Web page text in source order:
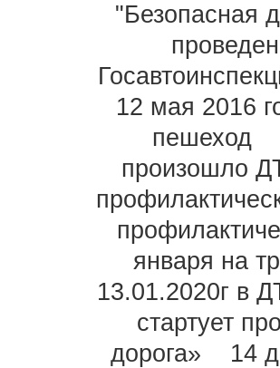
"Безопасная
12 мая 2016
пешеход
произошло
января на
13.01.2020г в
стартует
дорога»
14